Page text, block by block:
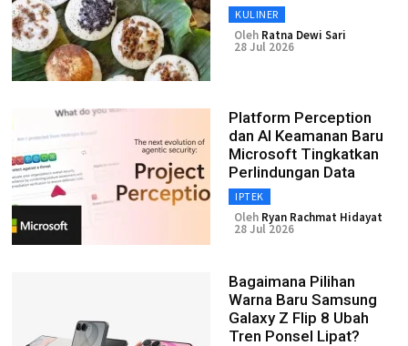
KULINER
Oleh Ratna Dewi Sari
28 Jul 2026
Platform Perception
dan AI Keamanan Baru
Microsoft Tingkatkan
Perlindungan Data
IPTEK
Oleh Ryan Rachmat Hidayat
28 Jul 2026
Bagaimana Pilihan
Warna Baru Samsung
Galaxy Z Flip 8 Ubah
Tren Ponsel Lipat?